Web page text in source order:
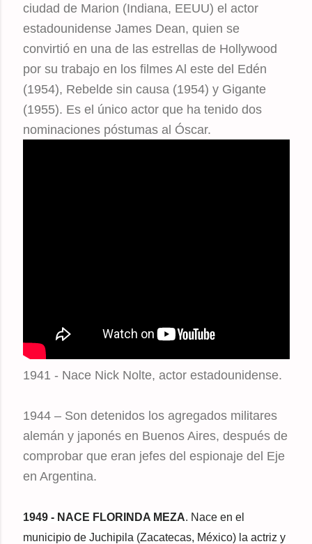
ciudad de Marion (Indiana, EEUU) el actor
estadounidense James Dean, quien se
convirtió en una de las estrellas de Hollywood
por su trabajo en los filmes Al este del Edén
(1954), Rebelde sin causa (1954) y Gigante
(1955). Es el único actor que ha tenido dos
nominaciones póstumas al Óscar.
1941 - Nace Nick Nolte, actor estadounidense.
1944 – Son detenidos los agregados militares
alemán y japonés en Buenos Aires, después de
comprobar que eran jefes del espionaje del Eje
en Argentina.
1949- NACE FLORINDA MEZA. Nace en el
municipio de Juchipila (Zacatecas, México) la actriz y